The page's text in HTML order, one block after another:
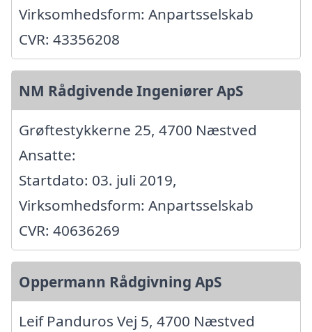
Virksomhedsform: Anpartsselskab
CVR: 43356208
NM Rådgivende Ingeniører ApS
Grøftestykkerne 25, 4700 Næstved
Ansatte:
Startdato: 03. juli 2019,
Virksomhedsform: Anpartsselskab
CVR: 40636269
Oppermann Rådgivning ApS
Leif Panduros Vej 5, 4700 Næstved